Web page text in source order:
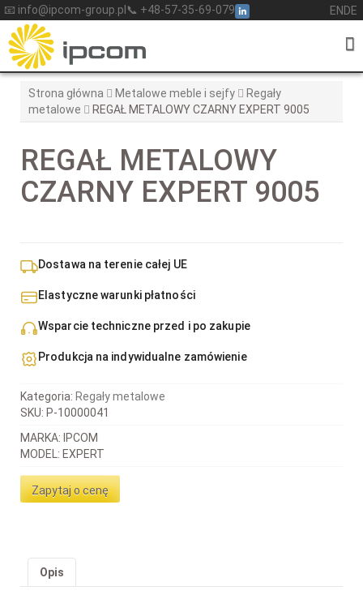
Skip
to
content
📧 info@ipcom-group.pl 📞 +48-57-35-69-079 EN DE
Strona główna Metalowe meble i sejfy
Regały
metalowe
REGAŁ METALOWY CZARNY EXPERT 9005
REGAŁ METALOWY
CZARNY EXPERT 9005
MARKA: IPCOM
MODEL: EXPERT
Zapytaj o cenę
Dostawa na terenie całej UE
Elastyczne warunki płatności
Wsparcie techniczne przed i po zakupie
Produkcja na indywidualne zamówienie
SKU: P-10000041
Kategoria: Regały metalowe
Opis